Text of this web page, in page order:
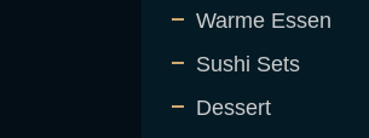
Warme Essen
Sushi Sets
Dessert